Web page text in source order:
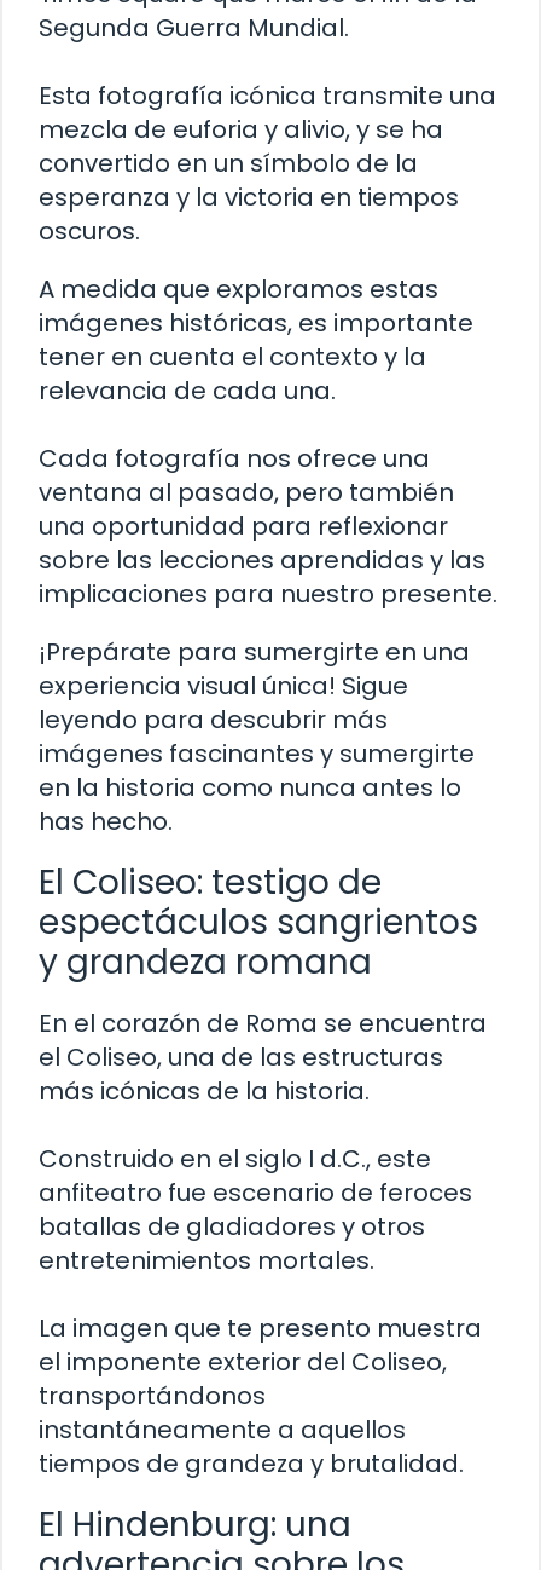
Segunda Guerra Mundial.
Esta fotografía icónica transmite una
mezcla de euforia y alivio, y se ha
convertido en un símbolo de la
esperanza y la victoria en tiempos
oscuros.
A medida que exploramos estas
imágenes históricas, es importante
tener en cuenta el contexto y la
relevancia de cada una.
Cada fotografía nos ofrece una
ventana al pasado, pero también
una oportunidad para reflexionar
sobre las lecciones aprendidas y las
implicaciones para nuestro presente.
¡Prepárate para sumergirte en una
experiencia visual única! Sigue
leyendo para descubrir más
imágenes fascinantes y sumergirte
en la historia como nunca antes lo
has hecho.
El Coliseo: testigo de
espectáculos sangrientos
y grandeza romana
En el corazón de Roma se encuentra
el Coliseo, una de las estructuras
más icónicas de la historia.
Construido en el siglo I d.C., este
anfiteatro fue escenario de feroces
batallas de gladiadores y otros
entretenimientos mortales.
La imagen que te presento muestra
el imponente exterior del Coliseo,
transportándonos
instantáneamente a aquellos
tiempos de grandeza y brutalidad.
El Hindenburg: una